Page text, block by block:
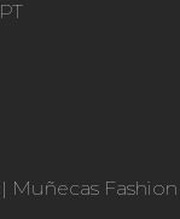
PT
| Muñecas Fashion